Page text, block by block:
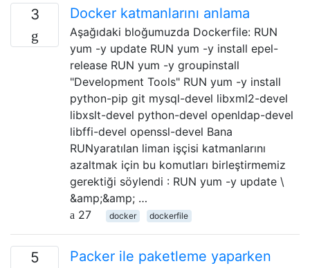
3 Docker katmanlarını anlama
Aşağıdaki bloğumuzda Dockerfile: RUN
yum -y update RUN yum -y install epel-
release RUN yum -y groupinstall
"Development Tools" RUN yum -y install
python-pip git mysql-devel libxml2-devel
libxslt-devel python-devel openldap-devel
libffi-devel openssl-devel Bana
RUNyaratılan liman işçisi katmanlarını
azaltmak için bu komutları birleştirmemiz
gerektiği söylendi : RUN yum -y update \
&amp;&amp; …
27
docker dockerfile
5
Packer ile paketleme yaparken